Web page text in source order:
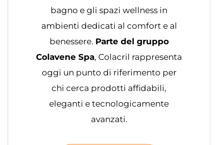
bagno e gli spazi wellness in
ambienti dedicati al comfort e al
benessere. Parte del gruppo
Colavene Spa, Colacril rappresenta
oggi un punto di riferimento per
chi cerca prodotti affidabili,
eleganti e tecnologicamente
avanzati.